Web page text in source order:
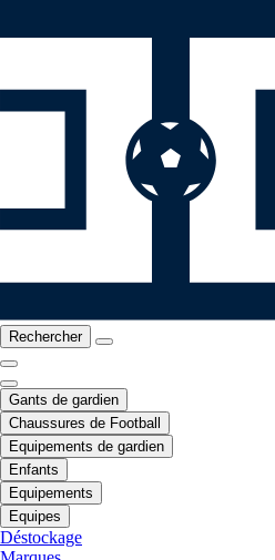
Rechercher
Gants de gardien
Chaussures de Football
Equipements de gardien
Enfants
Equipements
Equipes
Déstockage